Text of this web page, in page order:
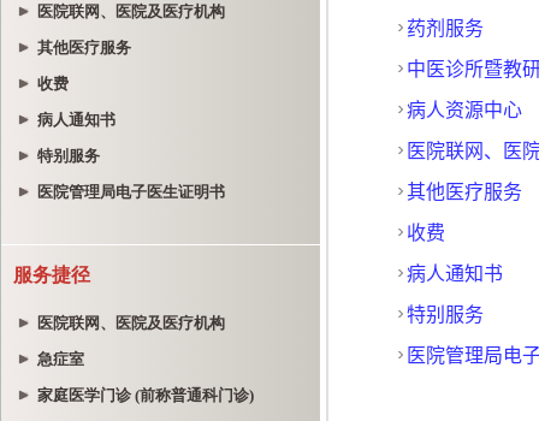
医院联网、医院及医疗机构
其他医疗服务
收费
病人通知书
特别服务
医院管理局电子医生证明书
服务捷径
医院联网、医院及医疗机构
急症室
家庭医学门诊 (前称普通科门诊)